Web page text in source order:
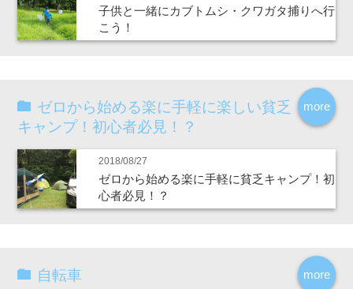
子供と一緒にカブトムシ・クワガタ捕りへ行
こう！
more
ゼロから始める楽に手軽に楽しい貧乏
キャンプ！初心者必見！？
2018/08/27
ゼロから始める楽に手軽に貧乏キャンプ！初
心者必見！？
more
自転車